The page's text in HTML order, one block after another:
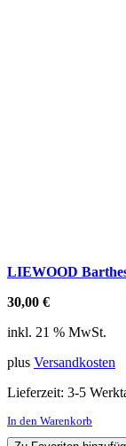
LIEWOOD
30,00 €
inkl. 21 % MwSt.
plus Versandkosten
Lieferzeit: 3-5
In den Warenkorb